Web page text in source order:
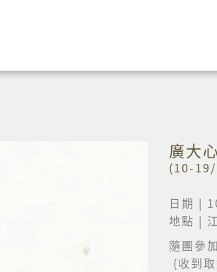
廣大
(10-
日期 |
地點 |
隨團參
(收到